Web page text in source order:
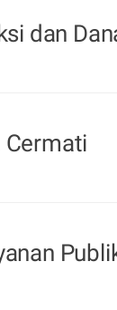
dan
Cermati